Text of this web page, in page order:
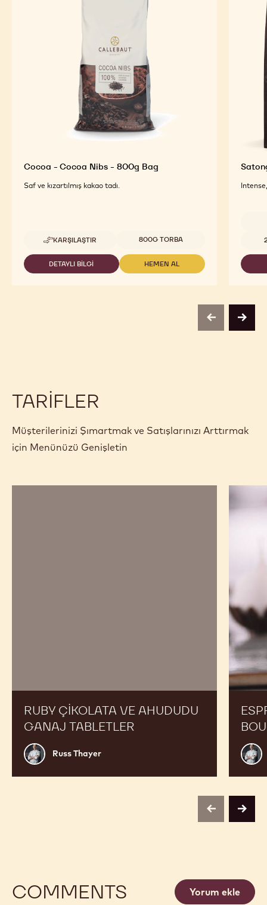
Cocoa - Cocoa Nibs - 800g Bag
Saf ve kızartılmış kakao tadı.
KARŞILAŞTIR
-
COCOA
-
COCOA
Uygun boyutlar
800G TORBA
DETAYLI BILGI
-
HEMEN AL
-
previousnext
TARIFLER
Müşterilerinizi Şımartmak ve Satışlarınızı Arttırmak
için Menünüzü Genişletin
RUBY ÇIKOLATA VE AHUDUDU
GANAJ TABLETLER
Russ
Thayer
Russ Thayer
Russ
previousnext
COMMENTS Yorum ekle